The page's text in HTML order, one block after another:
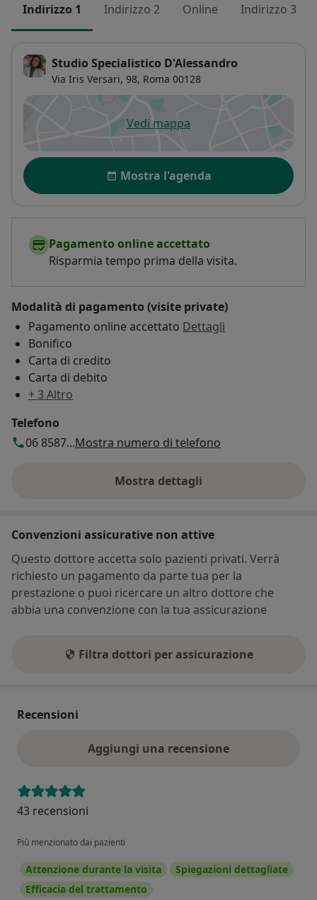
Indirizzo 1 Indirizzo 2 Online Indirizzo 3
Studio Specialistico D'Alessandro
Via Iris Versari, 98, Roma 00128
Vedi mappasi apre in una nuova scheda
Disponibilità
Mostra l'agenda
Pagamento online accettato
Risparmia tempo prima della visita.
Modalità di pagamento (visite private)
Pagamento online accettato Dettagli
Bonifico
Carta di credito
Carta di debito
+ 3 Altro
Telefono
06 8587...Mostra numero di telefono
Mostra dettagli
sull'indirizzo
Convenzioni assicurative non attive
Questo dottore accetta solo pazienti privati. Verrà
richiesto un pagamento da parte tua per la
prestazione o puoi ricercare un altro dottore che
abbia una convenzione con la tua assicurazione
Filtra dottori per assicurazione
Recensioni
Aggiungi una recensione
43 recensioni
Più menzionato dai pazienti
Attenzione durante la visita
Spiegazioni dettagliate
Efficacia del trattamento